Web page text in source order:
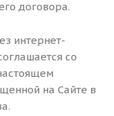
договора.
интернет-
со
на Сайте в